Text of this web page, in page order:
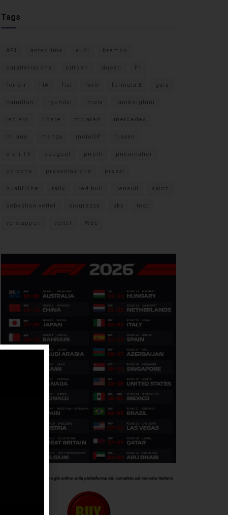
Tags
#F1 anteprima audi brembo
caratteristiche citroen ducati F1
ferrari FIA fiat ford formula E gara
hamilton hyundai imola lamborghini
leclerc libere mclaren mercedes
milano monza motoGP nissan
orari TV peugeot pirelli pneumatici
porsche presentazione prezzi
qualifiche rally red bull renault sainz
sebastian vettel sicurezza sky test
verstappen vettel WEC